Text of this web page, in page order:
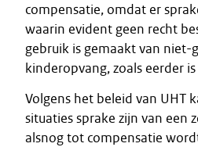
compensatie, omdat er
waarin evident geen recht
gebruik is gemaakt van niet-
kinderopvang, zoals eerder
Volgens het beleid van UHT
situaties sprake zijn van een
alsnog tot compensatie